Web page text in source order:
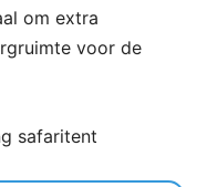
om extra
voor de
safaritent